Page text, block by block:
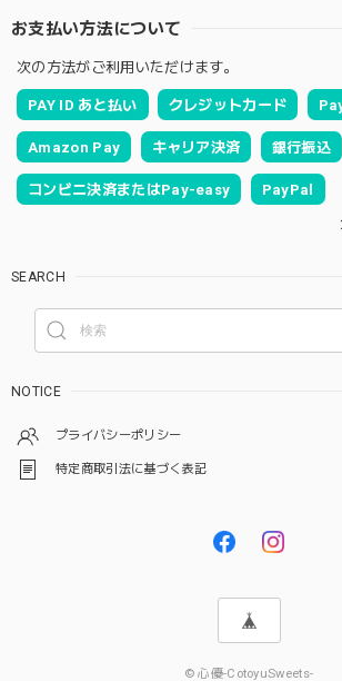
お支払い方法について
次の方法がご利用いただけます。
PAY ID あと払い クレジットカード
Amazon Pay キャリア決済 銀行振込
コンビニ決済またはPay-easy PayPal
SEARCH
NOTICE
プライバシーポリシー
特定商取引法に基づく表記
© 心優-CotoyuSweets-